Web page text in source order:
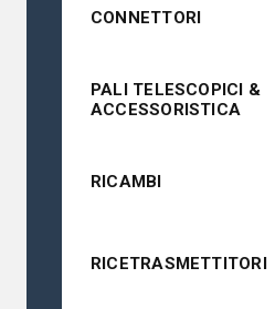
CONNETTORI
PALI TELESCOPICI &
ACCESSORISTICA
RICAMBI
RICETRASMETTITORI